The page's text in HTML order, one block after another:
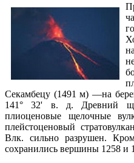
Секамбецу (1491 м) —на
141° 32' в. д. Древний
плиоценовые щелочные
плейстоценовый
Влк. сильно разрушен.
сохранились вершины 1258 и